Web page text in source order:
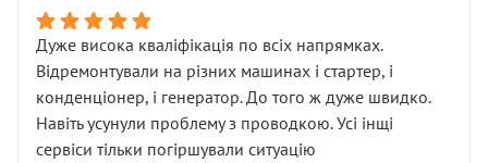
Дуже висока кваліфікація по всіх напрямках.
Відремонтували на різних машинах і стартер, і
конденціонер, і генератор. До того ж дуже швидко.
Навіть усунули проблему з проводкою. Усі інщі
сервіси тільки погіршували ситуацію